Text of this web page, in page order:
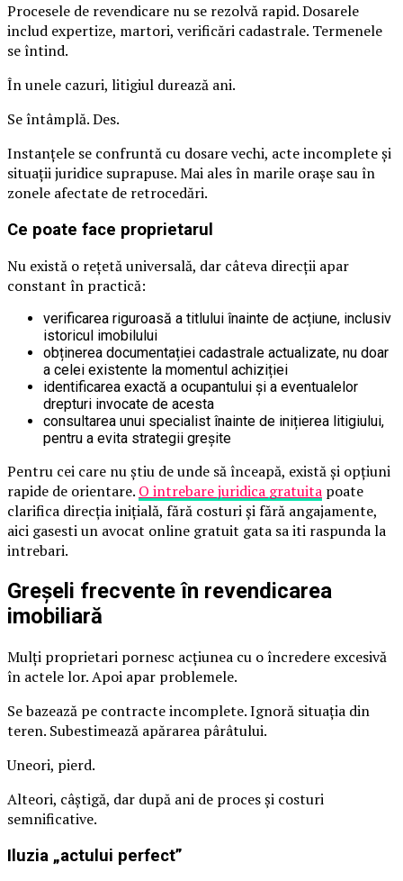
Procesele de revendicare nu se rezolvă rapid. Dosarele
includ expertize, martori, verificări cadastrale. Termenele
se întind.
În unele cazuri, litigiul durează ani.
Se întâmplă. Des.
Instanțele se confruntă cu dosare vechi, acte incomplete și
situații juridice suprapuse. Mai ales în marile orașe sau în
zonele afectate de retrocedări.
Ce poate face proprietarul
Nu există o rețetă universală, dar câteva direcții apar
constant în practică:
verificarea riguroasă a titlului înainte de acțiune, inclusiv
istoricul imobilului
obținerea documentației cadastrale actualizate, nu doar
a celei existente la momentul achiziției
identificarea exactă a ocupantului și a eventualelor
drepturi invocate de acesta
consultarea unui specialist înainte de inițierea litigiului,
pentru a evita strategii greșite
Pentru cei care nu știu de unde să înceapă, există și opțiuni
rapide de orientare. O intrebare juridica gratuita poate
clarifica direcția inițială, fără costuri și fără angajamente,
aici gasesti un avocat online gratuit gata sa iti raspunda la
intrebari.
Greșeli frecvente în revendicarea
imobiliară
Mulți proprietari pornesc acțiunea cu o încredere excesivă
în actele lor. Apoi apar problemele.
Se bazează pe contracte incomplete. Ignoră situația din
teren. Subestimează apărarea pârâtului.
Uneori, pierd.
Alteori, câștigă, dar după ani de proces și costuri
semnificative.
Iluzia „actului perfect”